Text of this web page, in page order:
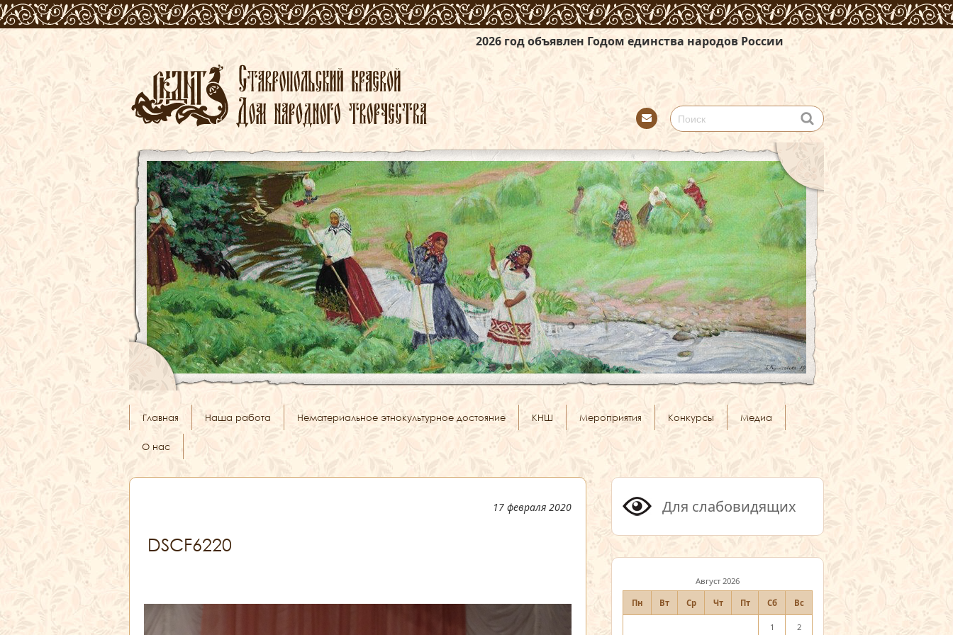
2026 год объявлен Годом единства народов России
tact
Главная Наша работа Нематериальное этнокультурное достояние КНШ Мероприятия Конкурсы Медиа
О нас
17 февраля 2020
DSCF6220
Для слабовидящих
Август 2026
Пн Вт Ср Чт Пт Сб Вс
1 2